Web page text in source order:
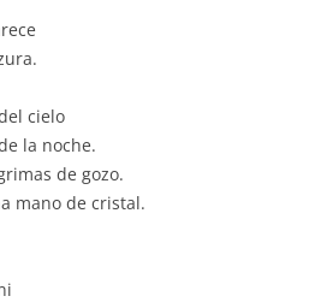
cielo
la noche.
de gozo.
mano de cristal.